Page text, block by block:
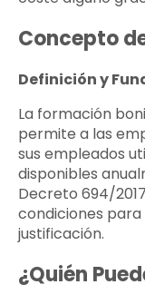
Concepto
Definición y
La formación
permite a las
sus empleados
disponibles
Decreto 694/
condiciones
justificación.
¿Quién